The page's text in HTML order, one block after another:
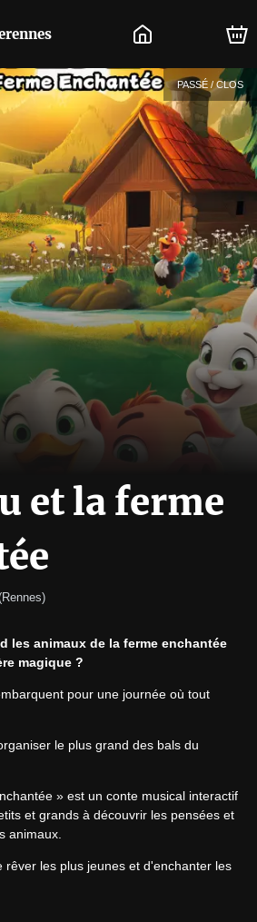
PASSÉ / CLOS
et la ferme
Rennes)
les animaux de la ferme enchantée
magique ?
pour une journée où tout
le plus grand des bals du
» est un conte musical interactif
et grands à découvrir les pensées et
animaux.
rêver les plus jeunes et d'enchanter les